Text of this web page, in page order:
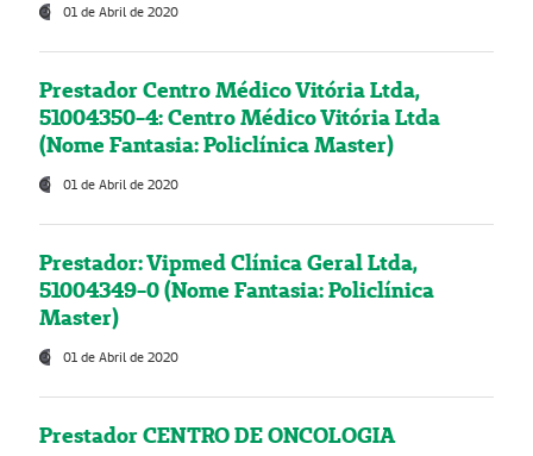
01 de Abril de 2020
Prestador Centro Médico Vitória Ltda,
51004350-4: Centro Médico Vitória Ltda
(Nome Fantasia: Policlínica Master)
01 de Abril de 2020
Prestador: Vipmed Clínica Geral Ltda,
51004349-0 (Nome Fantasia: Policlínica
Master)
01 de Abril de 2020
Prestador CENTRO DE ONCOLOGIA